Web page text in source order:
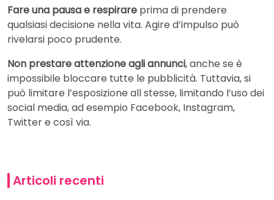
Fare una pausa e respirare prima di prendere
qualsiasi decisione nella vita. Agire d’impulso può
rivelarsi poco prudente.
Non prestare attenzione agli annunci, anche se è
impossibile bloccare tutte le pubblicità. Tuttavia, si
può limitare l’esposizione all stesse, limitando l’uso dei
social media, ad esempio Facebook, Instagram,
Twitter e così via.
Articoli recenti